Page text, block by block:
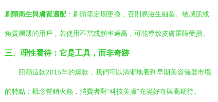
刷頭衛生與膚質適配：刷頭需定期更換，否則易滋生細菌。敏感肌或
角質層薄的用戶，若使用不當或頻率過高，可能導致皮膚屏障受損。
三、理性看待：它是工具，而非奇跡
回顧這款2015年的爆款，我們可以清晰地看到早期美容儀器市場
的特點：概念營銷火熱，消費者對“科技美膚”充滿好奇與高期待。